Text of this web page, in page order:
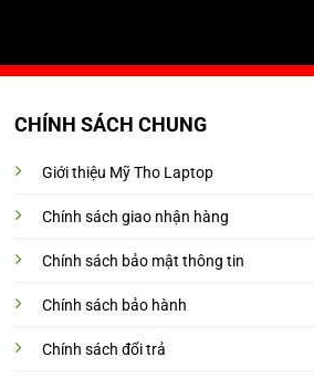
CHÍNH SÁCH CHUNG
Giới thiệu Mỹ Tho Laptop
Chính sách giao nhận hàng
Chính sách bảo mật thông tin
Chính sách bảo hành
Chính sách đổi trả